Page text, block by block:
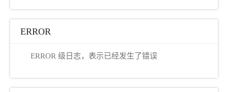
ERROR
ERROR 级日志，表示已经发生了错误